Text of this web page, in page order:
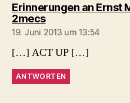
Erinnerungen an Ernst
2mecssagt:
19. Juni 2013 um 13:54
[…] ACT UP […]
ANTWORTEN